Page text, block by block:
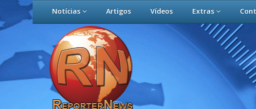
Notícias Artigos Vídeos Extras